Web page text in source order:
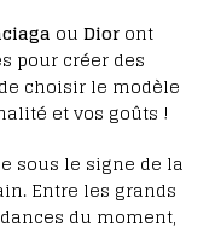
ou Dior ont
pour créer des
choisir le modèle
et vos goûts !
sous le signe de la
Entre les grands
du moment,